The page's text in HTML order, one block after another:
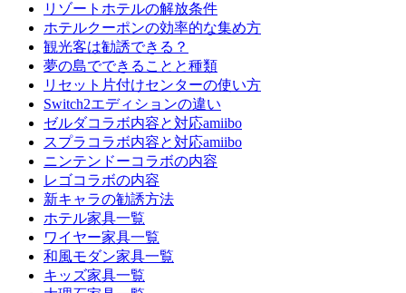
リゾートホテルの解放条件
ホテルクーポンの効率的な集め方
観光客は勧誘できる？
夢の島でできることと種類
リセット片付けセンターの使い方
Switch2エディションの違い
ゼルダコラボ内容と対応amiibo
スプラコラボ内容と対応amiibo
ニンテンドーコラボの内容
レゴコラボの内容
新キャラの勧誘方法
ホテル家具一覧
ワイヤー家具一覧
和風モダン家具一覧
キッズ家具一覧